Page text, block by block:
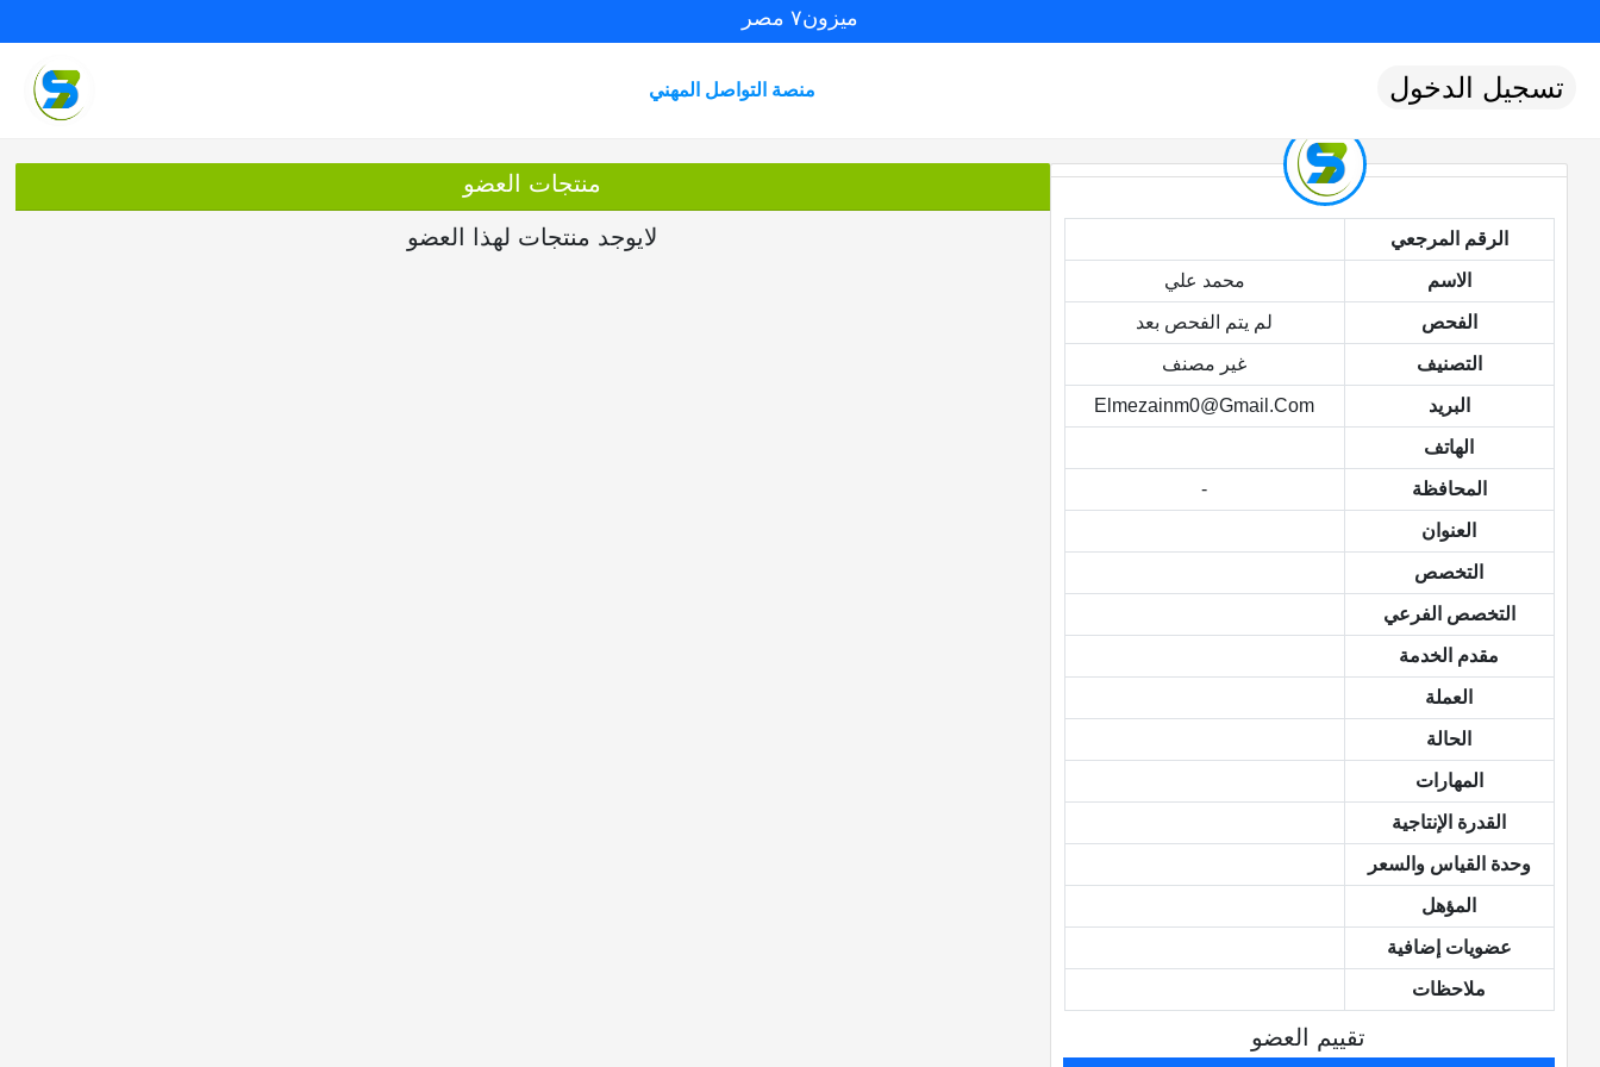
ميزون٧ مصر
منصة التواصل المهني تسجيل الدخول
الرقم المرجعي
الاسم محمد علي
الفحص لم يتم الفحص بعد
التصنيف غير مصنف
البريد Elmezainm0@gmail.com
الهاتف
المحافظة -
العنوان
التخصص
التخصص الفرعي
مقدم الخدمة
العملة
الحالة
المهارات
القدرة الإنتاجية
وحدة القياس والسعر
المؤهل
عضويات إضافية
ملاحظات
تقييم العضو
منتجات العضو
لايوجد منتجات لهذا العضو